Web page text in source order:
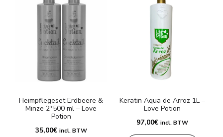
Heimpflegeset Erdbeere &
Minze 2*500 ml – Love
Potion
35,00€ incl. BTW
Keratin Aqua de Arroz 1L –
Love Potion
97,00€ incl. BTW